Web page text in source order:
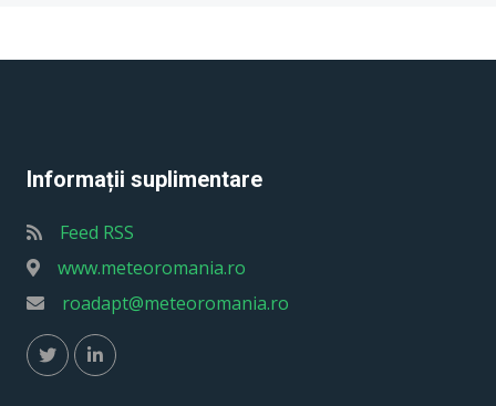
Informații suplimentare
Feed RSS
www.meteoromania.ro
roadapt@meteoromania.ro